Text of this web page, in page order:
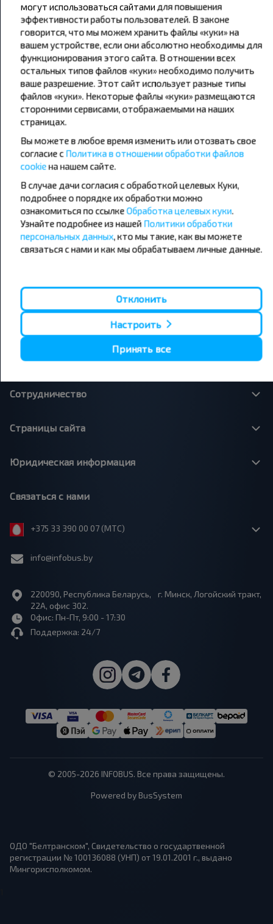
Подписаться
Популярные автобусные
направления
Орша - Могилёв
Минск - Несвиж
Минск - Пинск
Минск - Брест
Минск - Гомель
Минск - Бобруйск
Минск - Барановичи
Брест - Беловежская Пуща
Брест - Минск
Варшава - Минск
Санкт-Петербург - Минск
Вильнюс - Минск
Минск - Вильнюс
Минск - Москва
Москва - Барановичи
О нас
Сотрудничество
Страницы сайта
Юридическая информация
Связаться с нами
+375 33 390 00 07 (МТС)
info@infobus.by
220090, Республика Беларусь, г. Минск, Логойский тракт,
22А, офис 302.
Офис: Пн-Пт, 9:00 - 17:30
Поддержка: 24/7
© 2005-2026 INFOBUS. Все права защищены.
Powered by BusSystem
ОДО "Белтранском", Свидетельство о государтвенной
регистрации № 100136088 (УНП) от 19.01.2001 г., выдано
Мингорисполкомом.
могут использоваться сайтами для повышения
эффективности работы пользователей. В законе
говорится, что мы можем хранить файлы «куки» на
вашем устройстве, если они абсолютно необходимы для
функционирования этого сайта. В отношении всех
остальных типов файлов «куки» необходимо получить
ваше разрешение. Этот сайт использует разные типы
файлов «куки». Некоторые файлы «куки» размещаются
сторонними сервисами, отображаемыми на наших
страницах.
Вы можете в любое время изменить или отозвать свое
согласие сПолитика в отношении обработки файлов
cookieна нашем сайте.
В случае дачи согласия с обработкой целевых Куки,
подробнее о порядке их обработки можно
ознакомиться по ссылкеОбработка целевых куки.
Узнайте подробнее из нашей Политики обработки
персональных данных, кто мы такие, как вы можете
связаться с нами и как мы обрабатываем личные данные.
Отклонить
Настроить
Принять все